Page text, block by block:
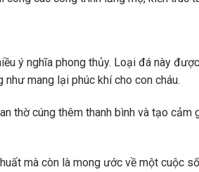
ý nghĩa phong thủy. Loại đá này
mang lại phúc khí cho con cháu.
thờ cúng thêm thanh bình và tạo cảm
mà còn là mong ước về một cuộc